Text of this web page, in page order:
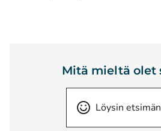
Mitä mieltä olet
Löysin